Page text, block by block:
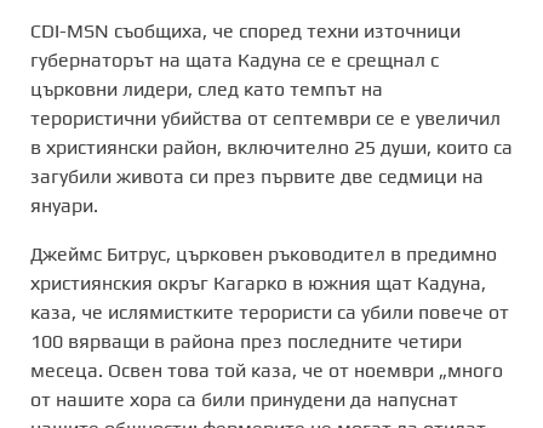
CDI-MSN съобщиха, че според техни източници
губернаторът на щата Кадуна се е срещнал с
църковни лидери, след като темпът на
терористични убийства от септември се е увеличил
в християнски район, включително 25 души, които са
загубили живота си през първите две седмици на
януари.
Джеймс Битрус, църковен ръководител в предимно
християнския окръг Кагарко в южния щат Кадуна,
каза, че ислямистките терористи са убили повече от
100 вярващи в района през последните четири
месеца. Освен това той каза, че от ноември „много
от нашите хора са били принудени да напуснат